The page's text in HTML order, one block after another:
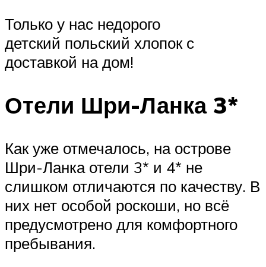
Только у нас недорого
детский польский хлопок с
доставкой на дом!
Отели Шри-Ланка 3*
Как уже отмечалось, на острове
Шри-Ланка отели 3* и 4* не
слишком отличаются по качеству. В
них нет особой роскоши, но всё
предусмотрено для комфортного
пребывания.